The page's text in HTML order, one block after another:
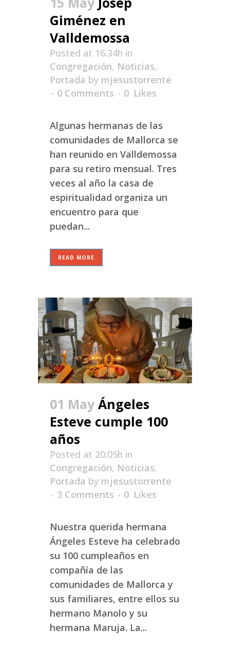
Giménez en
Valldemossa
Posted at 16:34h in
Congregación, Noticias,
Portada by mjesustorrente
0 Comments
0 Likes
Algunas hermanas de las
comunidades de Mallorca se
han reunido en Valldemossa
para su retiro mensual. Tres
veces al año la casa de
espiritualidad organiza un
encuentro para que
puedan...
READ MORE
01 May Ángeles
Esteve cumple 100
años
Posted at 20:05h in
Congregación, Noticias,
Portada by mjesustorrente
3 Comments
0 Likes
Nuestra querida hermana
Ángeles Esteve ha celebrado
su 100 cumpleaños en
compañía de las
comunidades de Mallorca y
sus familiares, entre ellos su
hermano Manolo y su
hermana Maruja. La...